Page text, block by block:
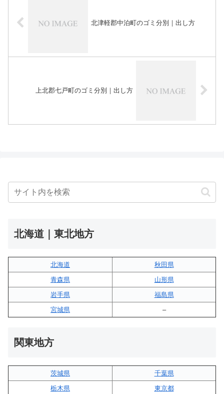
北津軽郡中泊町のゴミ分別｜出し方
上北郡七戸町のゴミ分別｜出し方
北海道｜東北地方
北海道
秋田県
青森県
山形県
岩手県
福島県
宮城県
–
関東地方
茨城県
千葉県
栃木県
東京都